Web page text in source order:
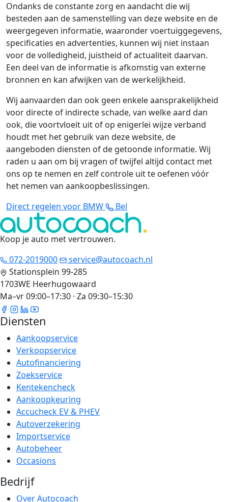
Ondanks de constante zorg en aandacht die wij
besteden aan de samenstelling van deze website en de
weergegeven informatie, waaronder voertuiggegevens,
specificaties en advertenties, kunnen wij niet instaan
voor de volledigheid, juistheid of actualiteit daarvan.
Een deel van de informatie is afkomstig van externe
bronnen en kan afwijken van de werkelijkheid.
Wij aanvaarden dan ook geen enkele aansprakelijkheid
voor directe of indirecte schade, van welke aard dan
ook, die voortvloeit uit of op enigerlei wijze verband
houdt met het gebruik van deze website, de
aangeboden diensten of de getoonde informatie. Wij
raden u aan om bij vragen of twijfel altijd contact met
ons op te nemen en zelf controle uit te oefenen vóór
het nemen van aankoopbeslissingen.
Direct regelen voor BMW
Bel
Koop je auto met vertrouwen.
072-2019000
service@autocoach.nl
Stationsplein 99-285
1703WE Heerhugowaard
Ma–vr 09:00–17:30 · Za 09:30–15:30
Diensten
Aankoopservice
Verkoopservice
Autofinanciering
Zoekservice
Kentekencheck
Aankoopkeuring
Accucheck EV & PHEV
Autoverzekering
Importservice
Autobeheer
Occasions
Bedrijf
Over Autocoach